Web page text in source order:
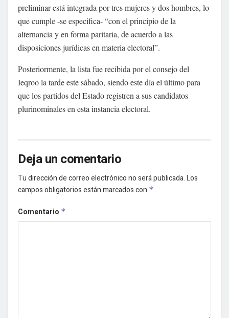
preliminar está integrada por tres mujeres y dos hombres, lo
que cumple -se especifica- “con el principio de la
alternancia y en forma paritaria, de acuerdo a las
disposiciones jurídicas en materia electoral”.
Posteriormente, la lista fue recibida por el consejo del
Ieqroo la tarde este sábado, siendo este día el último para
que los partidos del Estado registren a sus candidatos
plurinominales en esta instancia electoral.
Deja un comentario
Tu dirección de correo electrónico no será publicada.Los
campos obligatorios están marcados con *
Comentario *